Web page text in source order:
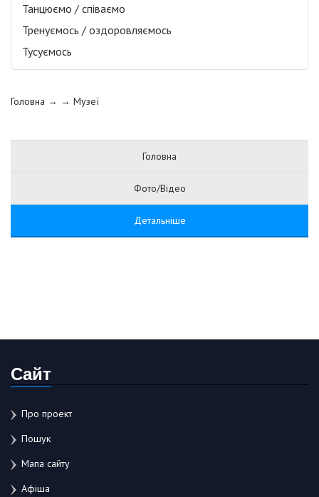
Танцюємо / співаємо
Тренуємось / оздоровляємось
Тусуємось
Головна → → Музеї
Головна
Фото/Відео
Детальніше
Сайт
Про проект
Пошук
Мапа сайту
Афіша